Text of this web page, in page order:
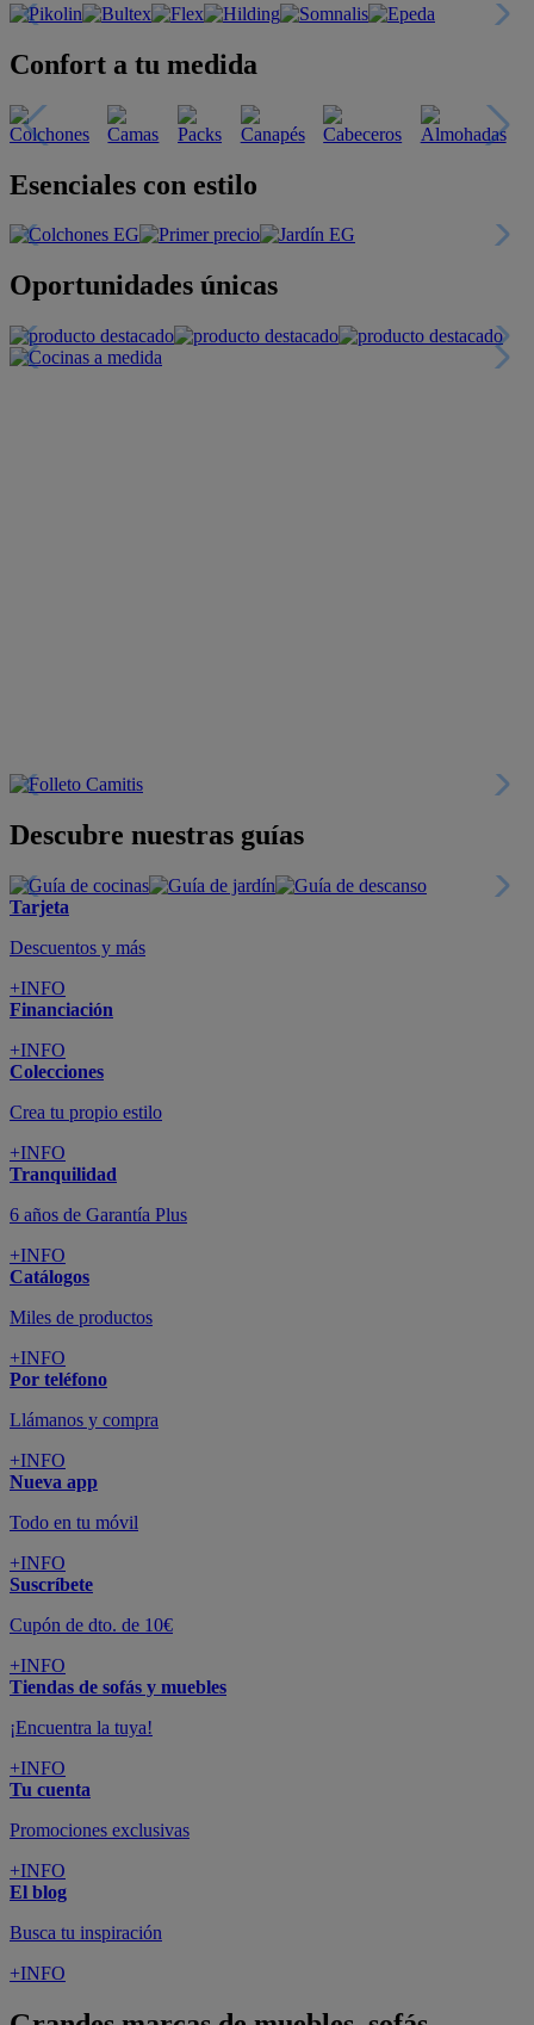
Confort a tu medida
Esenciales con estilo
Oportunidades únicas
Descubre nuestras guías
Tarjeta
Descuentos y más
+INFO
Financiación
+INFO
Colecciones
Crea tu propio estilo
+INFO
Tranquilidad
6 años de Garantía Plus
+INFO
Catálogos
Miles de productos
+INFO
Por teléfono
Llámanos y compra
+INFO
Nueva app
Todo en tu móvil
+INFO
Suscríbete
Cupón de dto. de 10€
+INFO
Tiendas de sofás y muebles
¡Encuentra la tuya!
+INFO
Tu cuenta
Promociones exclusivas
+INFO
El blog
Busca tu inspiración
+INFO